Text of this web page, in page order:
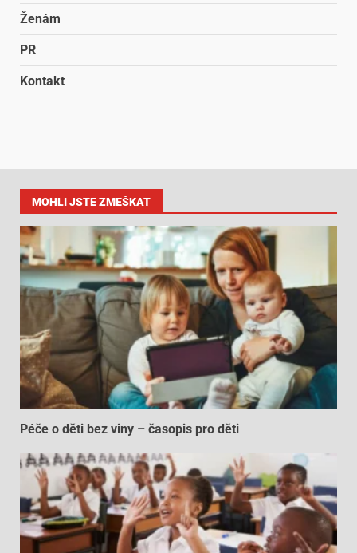
Ženám
PR
Kontakt
MOHLI JSTE ZMEŠKAT
Péče o děti bez viny – časopis pro děti